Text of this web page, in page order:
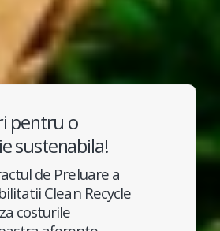
pentru o
sustenabila!
de Preluare a
Clean Recycle
costurile